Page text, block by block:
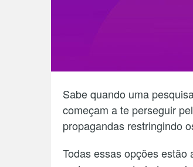
Sabe quando uma
começam a te perseguir
propagandas restringindo
Todas essas opções